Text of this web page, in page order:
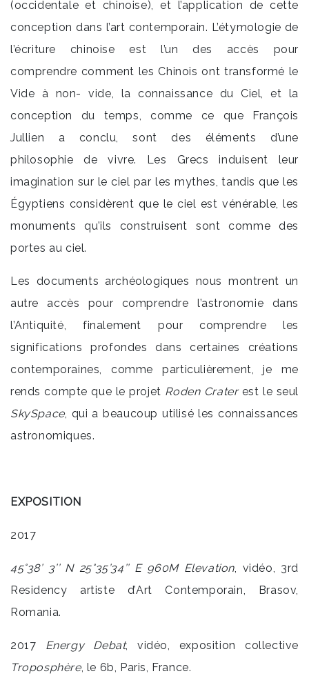
(occidentale et chinoise), et l’application de cette
conception dans l’art contemporain. L’étymologie de
l’écriture chinoise est l’un des accès pour
comprendre comment les Chinois ont transformé le
Vide à non- vide, la connaissance du Ciel, et la
conception du temps, comme ce que François
Jullien a conclu, sont des éléments d’une
philosophie de vivre. Les Grecs induisent leur
imagination sur le ciel par les mythes, tandis que les
Égyptiens considèrent que le ciel est vénérable, les
monuments qu’ils construisent sont comme des
portes au ciel.
Les documents archéologiques nous montrent un
autre accès pour comprendre l’astronomie dans
l’Antiquité, finalement pour comprendre les
significations profondes dans certaines créations
contemporaines, comme particulièrement, je me
rends compte que le projet Roden Crater est le seul
SkySpace, qui a beaucoup utilisé les connaissances
astronomiques.
EXPOSITION
2017
45°38’ 3’’ N 25°35’34 ’’ E 960M Elevation, vidéo, 3rd
Residency artiste d’Art Contemporain, Brasov,
Romania.
2017 Energy Debat, vidéo, exposition collective
Troposphère, le 6b, Paris, France.